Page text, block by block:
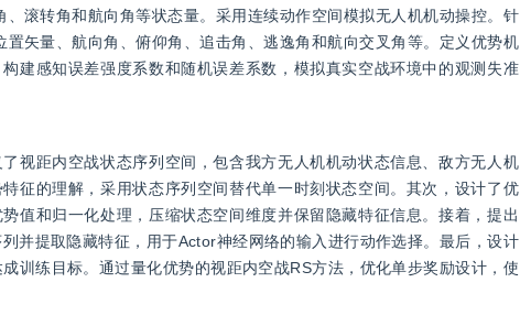
滚转角和航向角等状态量。采用连续动作空间模拟无人机机动操控。针
矢量、航向角、俯仰角、追击角、逃逸角和航向交叉角等。定义优势机
建感知误差强度系数和随机误差系数，模拟真实空战环境中的观测失准
视距内空战状态序列空间，包含我方无人机机动状态信息、敌方无人机
征的理解，采用状态序列空间替代单一时刻状态空间。其次，设计了优
值和归一化处理，压缩状态空间维度并保留隐藏特征信息。接着，提出
并提取隐藏特征，用于Actor神经网络的输入进行动作选择。最后，设计
训练目标。通过量化优势的视距内空战RS方法，优化单步奖励设计，使